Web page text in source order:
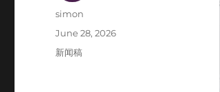
Author
simon
Posted
on
June 28, 2026
Categories
新闻稿